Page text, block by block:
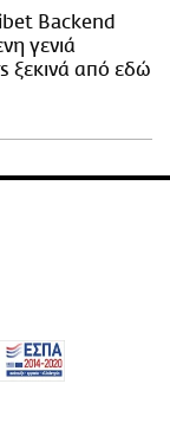
Backend
γενιά
ξεκινά από εδώ